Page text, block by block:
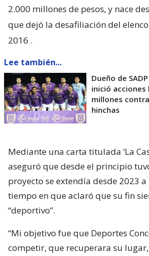
2.000 millones de pesos, y nace
que dejó la desafiliación del
2016 .
Lee también...
Dueño de
inició acciones
millones
hinchas
Mediante una carta titulada ‘La
aseguró que desde el principio
proyecto se extendía desde 2023
tiempo en que aclaró que su fin
“deportivo”.
“Mi objetivo fue que Deportes
competir, que recuperara su